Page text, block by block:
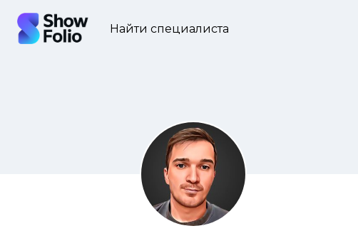
Найти специалиста